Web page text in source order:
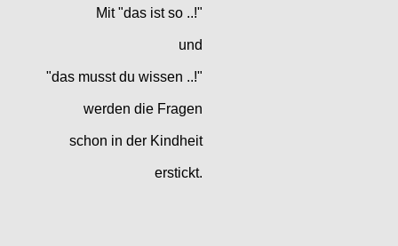
Mit "das ist so ..!"
und
"das musst du wissen ..!"
werden die Fragen
schon in der Kindheit
erstickt.